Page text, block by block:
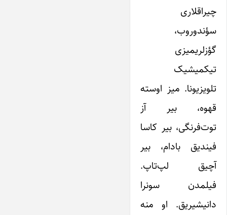
چیراقلاری
سؤندوروب،
گؤزلریمیزی
تیکمیشیک
تلویزیونا. میز اوسته
قهوه، بیر آز
توت‌فرنگی، بیر کاسا
فیندیق بادام، بیر
آچیق لپ‌تاپ.
فیلمدن سونرا
دانیشیریق. او منه